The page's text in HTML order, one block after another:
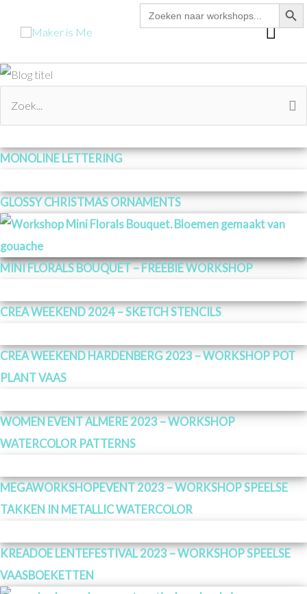
Zoek
naar:
inhoud
MONOLINE LETTERING
GLOSSY CHRISTMAS ORNAMENTS
MINI FLORALS BOUQUET – FREEBIE WORKSHOP
CREA WEEKEND 2024 – SKETCH STENCILS
CREA WEEKEND HARDENBERG 2023 – WORKSHOP POT
PLANT VAAS
WOMEN EVENT ALMERE 2023 – WORKSHOP
WATERCOLOR PATTERNS
MEGAWORKSHOPEVENT 2023 – WORKSHOP SPEELSE
TAKKEN IN METALLIC WATERCOLOR
KREADOE LENTEFESTIVAL 2023 – WORKSHOP SPEELSE
VAASBOEKETTEN